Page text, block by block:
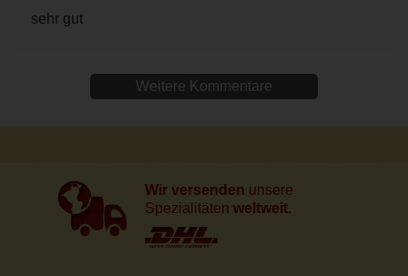
sehr gut
Weitere Kommentare
Wir versenden unsere
Spezialitäten weltweit.